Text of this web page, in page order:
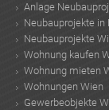
Anlage
Neubauprojekte in
Neubauprojekte
Wohnung kaufen
Wohnung mieten
Wohnungen Wien
Gewerbeobjekte